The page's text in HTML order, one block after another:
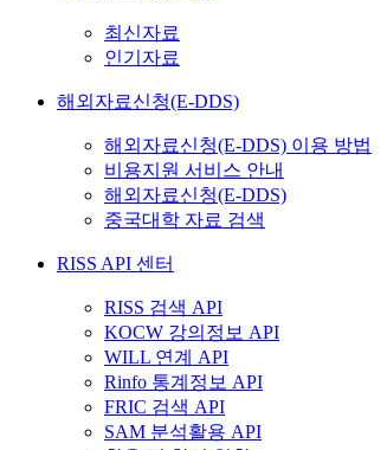
최신자료
인기자료
해외자료신청(E-DDS)
해외자료신청(E-DDS) 이용 방법
비용지원 서비스 안내
해외자료신청(E-DDS)
중국대학 자료 검색
RISS API 센터
RISS 검색 API
KOCW 강의정보 API
WILL 연계 API
Rinfo 통계정보 API
FRIC 검색 API
SAM 분석활용 API